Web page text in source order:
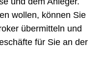
wollen, können Sie
übermitteln und
für Sie an der